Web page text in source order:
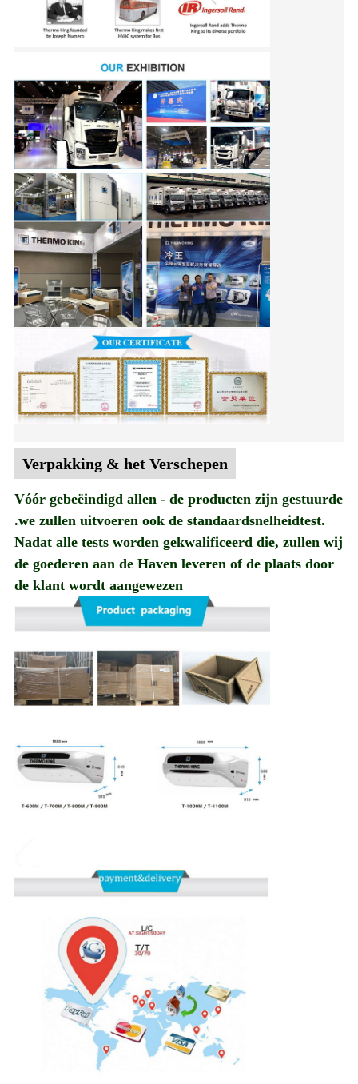
Verpakking & het Verschepen
Vóór gebeëindigd allen - de producten zijn gestuurde
.we zullen uitvoeren ook de standaardsnelheidtest.
Nadat alle tests worden gekwalificeerd die, zullen wij
de goederen aan de Haven leveren of de plaats door
de klant wordt aangewezen